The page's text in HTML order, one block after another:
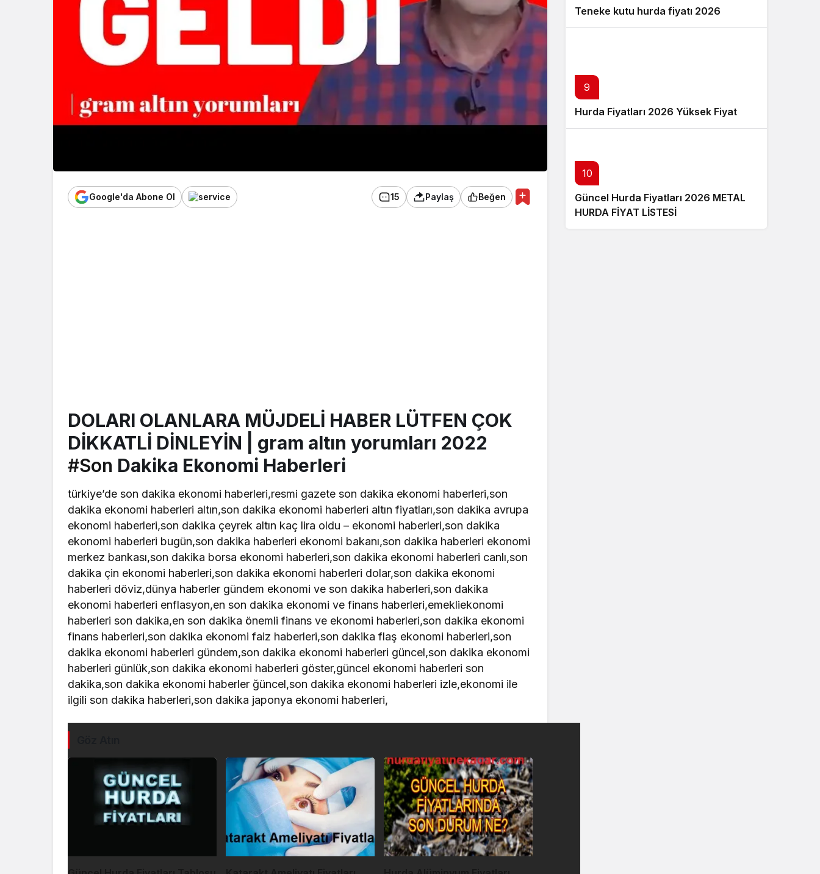
Google'da Abone Ol 15 Paylaş Beğen
DOLARI OLANLARA MÜJDELİ HABER LÜTFEN ÇOK
DİKKATLİ DİNLEYİN | gram altın yorumları 2022
#Son Dakika Ekonomi Haberleri
türkiye’de son dakika ekonomi haberleri,resmi gazete son dakika ekonomi haberleri,son
dakika ekonomi haberleri altın,son dakika ekonomi haberleri altın fiyatları,son dakika avrupa
ekonomi haberleri,son dakika çeyrek altın kaç lira oldu – ekonomi haberleri,son dakika
ekonomi haberleri bugün,son dakika haberleri ekonomi bakanı,son dakika haberleri ekonomi
merkez bankası,son dakika borsa ekonomi haberleri,son dakika ekonomi haberleri canlı,son
dakika çin ekonomi haberleri,son dakika ekonomi haberleri dolar,son dakika ekonomi
haberleri döviz,dünya haberler gündem ekonomi ve son dakika haberleri,son dakika
ekonomi haberleri enflasyon,en son dakika ekonomi ve finans haberleri,emekliekonomi
haberleri son dakika,en son dakika önemli finans ve ekonomi haberleri,son dakika ekonomi
finans haberleri,son dakika ekonomi faiz haberleri,son dakika flaş ekonomi haberleri,son
dakika ekonomi haberleri gündem,son dakika ekonomi haberleri güncel,son dakika ekonomi
haberleri günlük,son dakika ekonomi haberleri göster,güncel ekonomi haberleri son
dakika,son dakika ekonomi haberler ğüncel,son dakika ekonomi haberleri izle,ekonomi ile
ilgili son dakika haberleri,son dakika japonya ekonomi haberleri,
Teneke kutu hurda fiyatı 2026
9
Hurda Fiyatları 2026 Yüksek Fiyat
10
Güncel Hurda Fiyatları 2026 METAL
HURDA FİYAT LİSTESİ